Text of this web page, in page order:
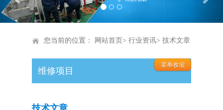
您当前的位置： 网站首页 > 行业资讯> 技术文章
维修项目